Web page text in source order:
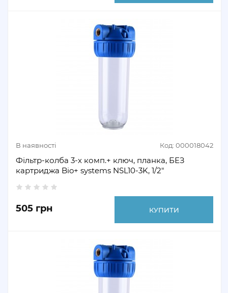
В наявності Код: 000018042
Фільтр-колба 3-х комп.+ ключ, планка, БЕЗ
картриджа Bio+ systems NSL10-3K, 1/2"
505 грн КУПИТИ